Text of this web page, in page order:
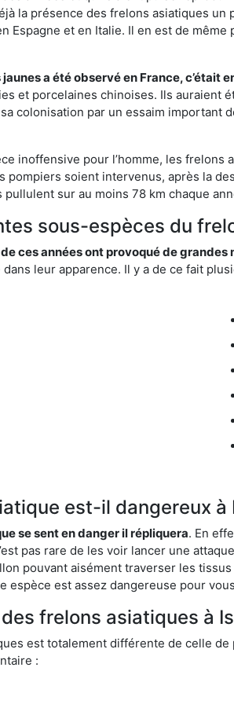
la présence des frelons asiatiques
Espagne et en Italie. Il en est de
a été observé en France, c’était
et porcelaines chinoises. Ils auraient
colonisation par un essaim important
inoffensive pour l’homme, les frelons
pompiers soient intervenus, après la
sur au moins 78 km chaque
sous-espèces du
ces années ont provoqué de
leur apparence. Il y a de ce fait
est-il dangereux à
se sent en danger il répliquera. En
pas rare de les voir lancer une
pouvant aisément traverser les
espèce est assez dangereuse pour
frelons asiatiques à
est totalement différente de celle
: